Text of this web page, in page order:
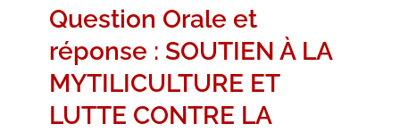
Question Orale et
réponse : SOUTIEN À LA
MYTILICULTURE ET
LUTTE CONTRE LA